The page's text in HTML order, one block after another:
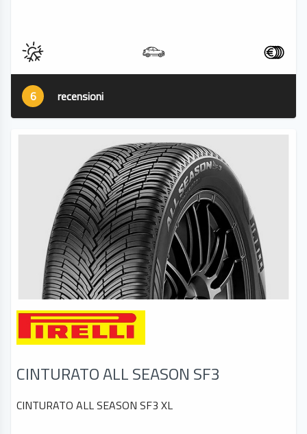
6 recensioni
CINTURATO ALL SEASON SF3
CINTURATO ALL SEASON SF3 XL